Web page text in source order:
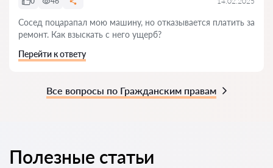
Сосед поцарапал мою машину, но отказывается платить за
ремонт. Как взыскать с него ущерб?
Перейти к ответу
Все вопросы по Гражданским правам
Полезные статьи